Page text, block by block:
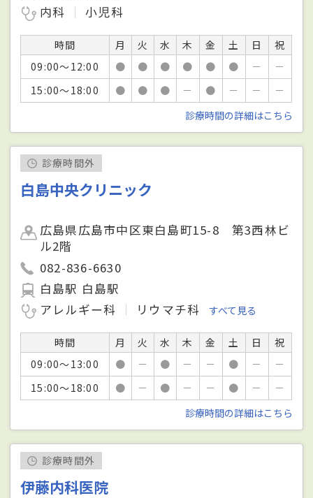
内科
小児科
時間 月 火 水 木 金 土 日
祝
09:00～12:00
● ● ● ● ● ● －
－
15:00～18:00
● ● ● － ● － －
－
診療時間の詳細はこちら
診療時間外
白島中央クリニック
広島県広島市中区東白島町15-8 第3西林ビ
ル2階
082-836-6630
白島駅 白島駅
アレルギー科
リウマチ科 すべて見る
時間 月 火 水 木 金 土 日
祝
09:00～13:00
● － ● － － ● －
－
15:00～18:00
● － ● － － ● －
－
診療時間の詳細はこちら
診療時間外
伊藤内科医院